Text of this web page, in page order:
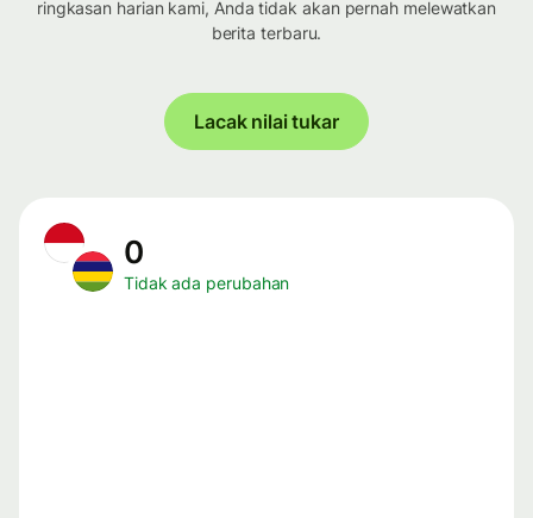
ringkasan harian kami, Anda tidak akan pernah melewatkan
berita terbaru.
Lacak nilai tukar
0
Tidak ada perubahan